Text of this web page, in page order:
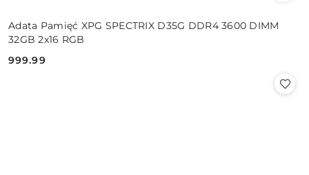
Adata Pamięć XPG SPECTRIX D35G DDR4 3600 DIMM
32GB 2x16 RGB
Cena:
999.99